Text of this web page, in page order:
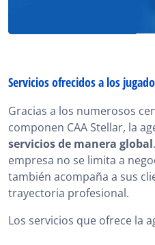
Servicios ofrecidos a los
Gracias a los numerosos
componen CAA Stellar, la
servicios de manera global
empresa no se limita a
también acompaña a sus
trayectoria profesional.
Los servicios que ofrece la